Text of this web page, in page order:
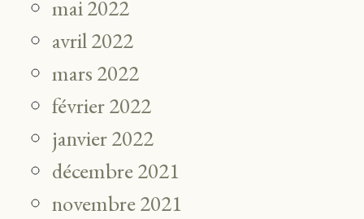
mai 2022
avril 2022
mars 2022
février 2022
janvier 2022
décembre 2021
novembre 2021